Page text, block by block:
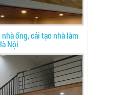
ống, cải tạo nhà làm
Nội